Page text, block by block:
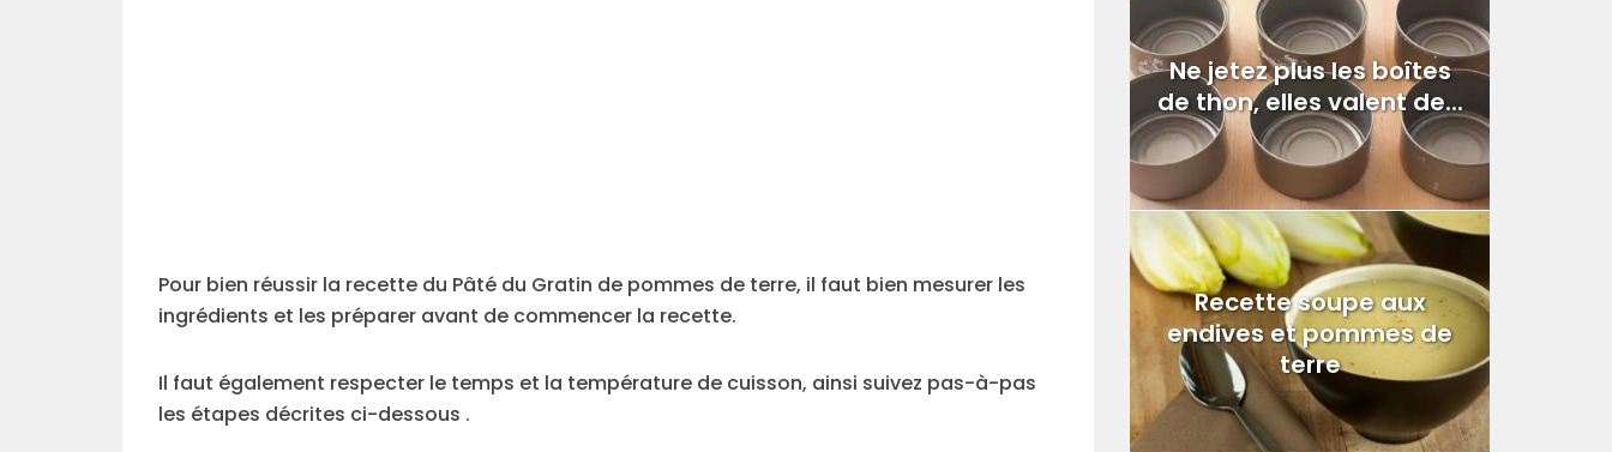
Pour bien réussir la recette du Pâté du Gratin de pommes de terre, il faut bien mesurer les
ingrédients et les préparer avant de commencer la recette.
Il faut également respecter le temps et la température de cuisson, ainsi suivez pas-à-pas
les étapes décrites ci-dessous .
Ne jetez plus les boîtes
de thon, elles valent de...
Recette soupe aux
endives et pommes de
terre